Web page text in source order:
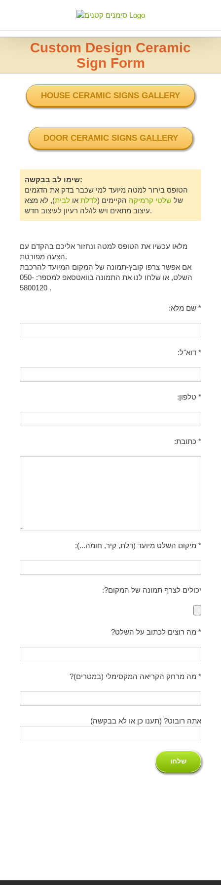
Custom Design Ceramic
Sign Form
HOUSE CERAMIC SIGNS GALLERY
DOOR CERAMIC SIGNS GALLERY
שימו לב בבקשה:
הטופס בירור למטה מיועד למי שכבר בדק את הדגמים
של שלטי קרמיקה הקיימים (לדלת או לבית), לא מצא
עיצוב מתאים ויש לו/לה רעיון לעיצוב חדש.
מלאו עכשיו את הטופס למטה ונחזור אליכם בהקדם עם
הצעה מפורטת.
אם אפשר צרפו קובץ-תמונה של המקום המיועד להרכבת
השלט, או שלחו לנו את התמונה בוואטסאפ למספר: 050-
5800120 .
* שם מלא:
* דוא"ל:
* טלפון:
* כתובת:
* מיקום השלט מיועד (דלת, קיר, חומה...):
יכולים לצרף תמונה של המקום?:
* מה רוצים לכתוב על השלט?
* מה מרחק הקריאה המקסימלי (במטרים)?
אתה רובוט? (תענו כן או לא בבקשה)